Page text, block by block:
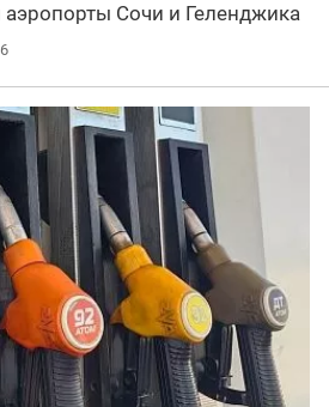
Сочи и Геленджика